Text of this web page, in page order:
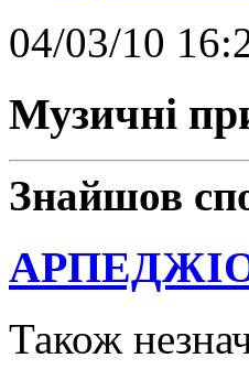
04/03/10
Музичні
Знайшов
Також